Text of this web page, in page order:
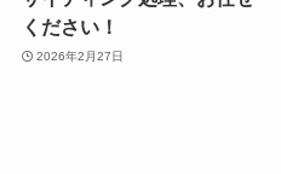
ください！
2026年2月27日